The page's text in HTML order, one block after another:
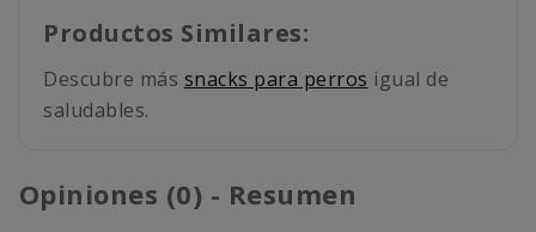
Productos Similares:
Descubre más snacks para perros igual de
saludables.
Opiniones (0) - Resumen